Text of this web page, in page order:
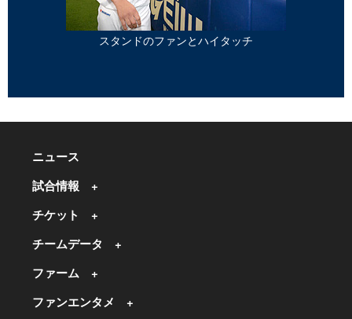
スタンドのファンとハイタッチ
ニュース
試合情報
チケット
チームデータ
ファーム
ファンエンタメ